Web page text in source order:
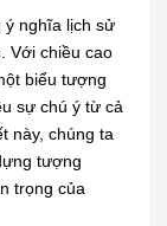
ý nghĩa lịch sử
Với chiều cao
biểu tượng
sự chú ý từ cả
này, chúng ta
tượng
trọng của